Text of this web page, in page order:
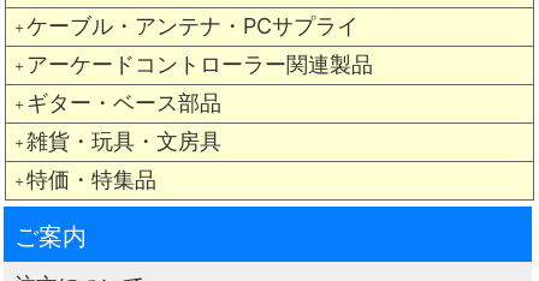
＋ ケーブル・アンテナ・PCサプライ
＋ アーケードコントローラー関連製品
＋ ギター・ベース部品
＋ 雑貨・玩具・文房具
＋ 特価・特集品
ご案内